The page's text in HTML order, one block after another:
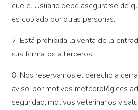
que el Usuario debe asegurarse de
es copiado por otras personas.
7. Está prohibida la venta de la
sus formatos a terceros.
8. Nos reservamos el derecho a
aviso, por motivos meteorológicos
seguridad, motivos veterinarios y